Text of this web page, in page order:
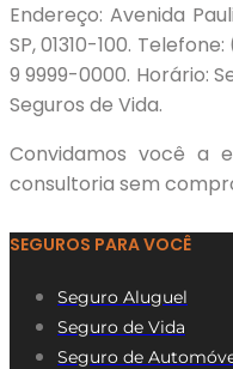
Endereço: Avenida
SP, 01310-100.
9 9999-0000. Horário:
Seguros de Vida.
Convidamos você a
consultoria sem
SEGUROS PARA VOCÊ
Seguro Aluguel
Seguro de Vida
Seguro de